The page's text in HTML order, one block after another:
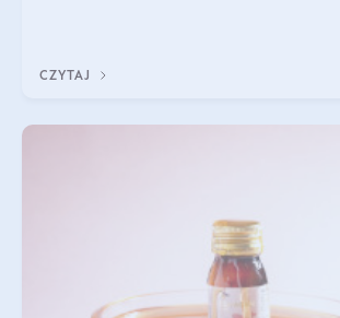
CZYTAJ